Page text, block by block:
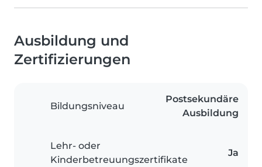
Ausbildung und
Zertifizierungen
Bildungsniveau
Postsekundäre
Ausbildung
Lehr- oder
Kinderbetreuungszertifikate
Ja